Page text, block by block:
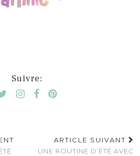
Suivre:
ARTICLE SUIVANT
UNE ROUTINE D’ÉTÉ AVEC